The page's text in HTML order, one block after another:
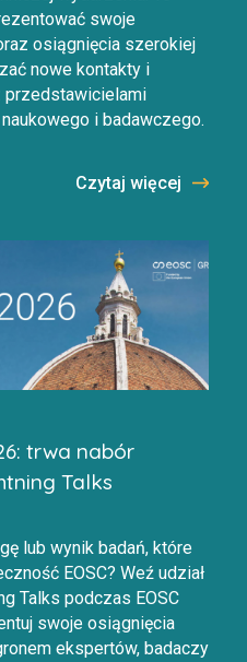
swoje
osiągnięcia szerokiej
nowe kontakty i
przedstawicielami
i badawczego.
Czytaj więcej
trwa nabór
Talks
lub wynik badań, które
EOSC? Weź udział
Talks podczas EOSC
swoje osiągnięcia
ekspertów, badaczy